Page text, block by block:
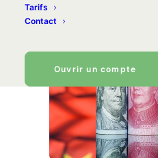
Tarifs
Contact
Ouvrir un compte